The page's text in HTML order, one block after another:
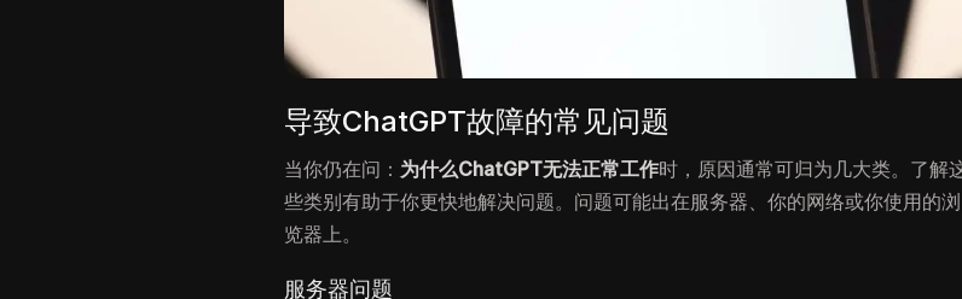
导致ChatGPT故障的常见问题
当你仍在问： 为什么ChatGPT无法正常工作时，原因通常可归为几大类。了解
些类别有助于你更快地解决问题。问题可能出在服务器、你的网络或你使用的浏
览器上。
服务器问题